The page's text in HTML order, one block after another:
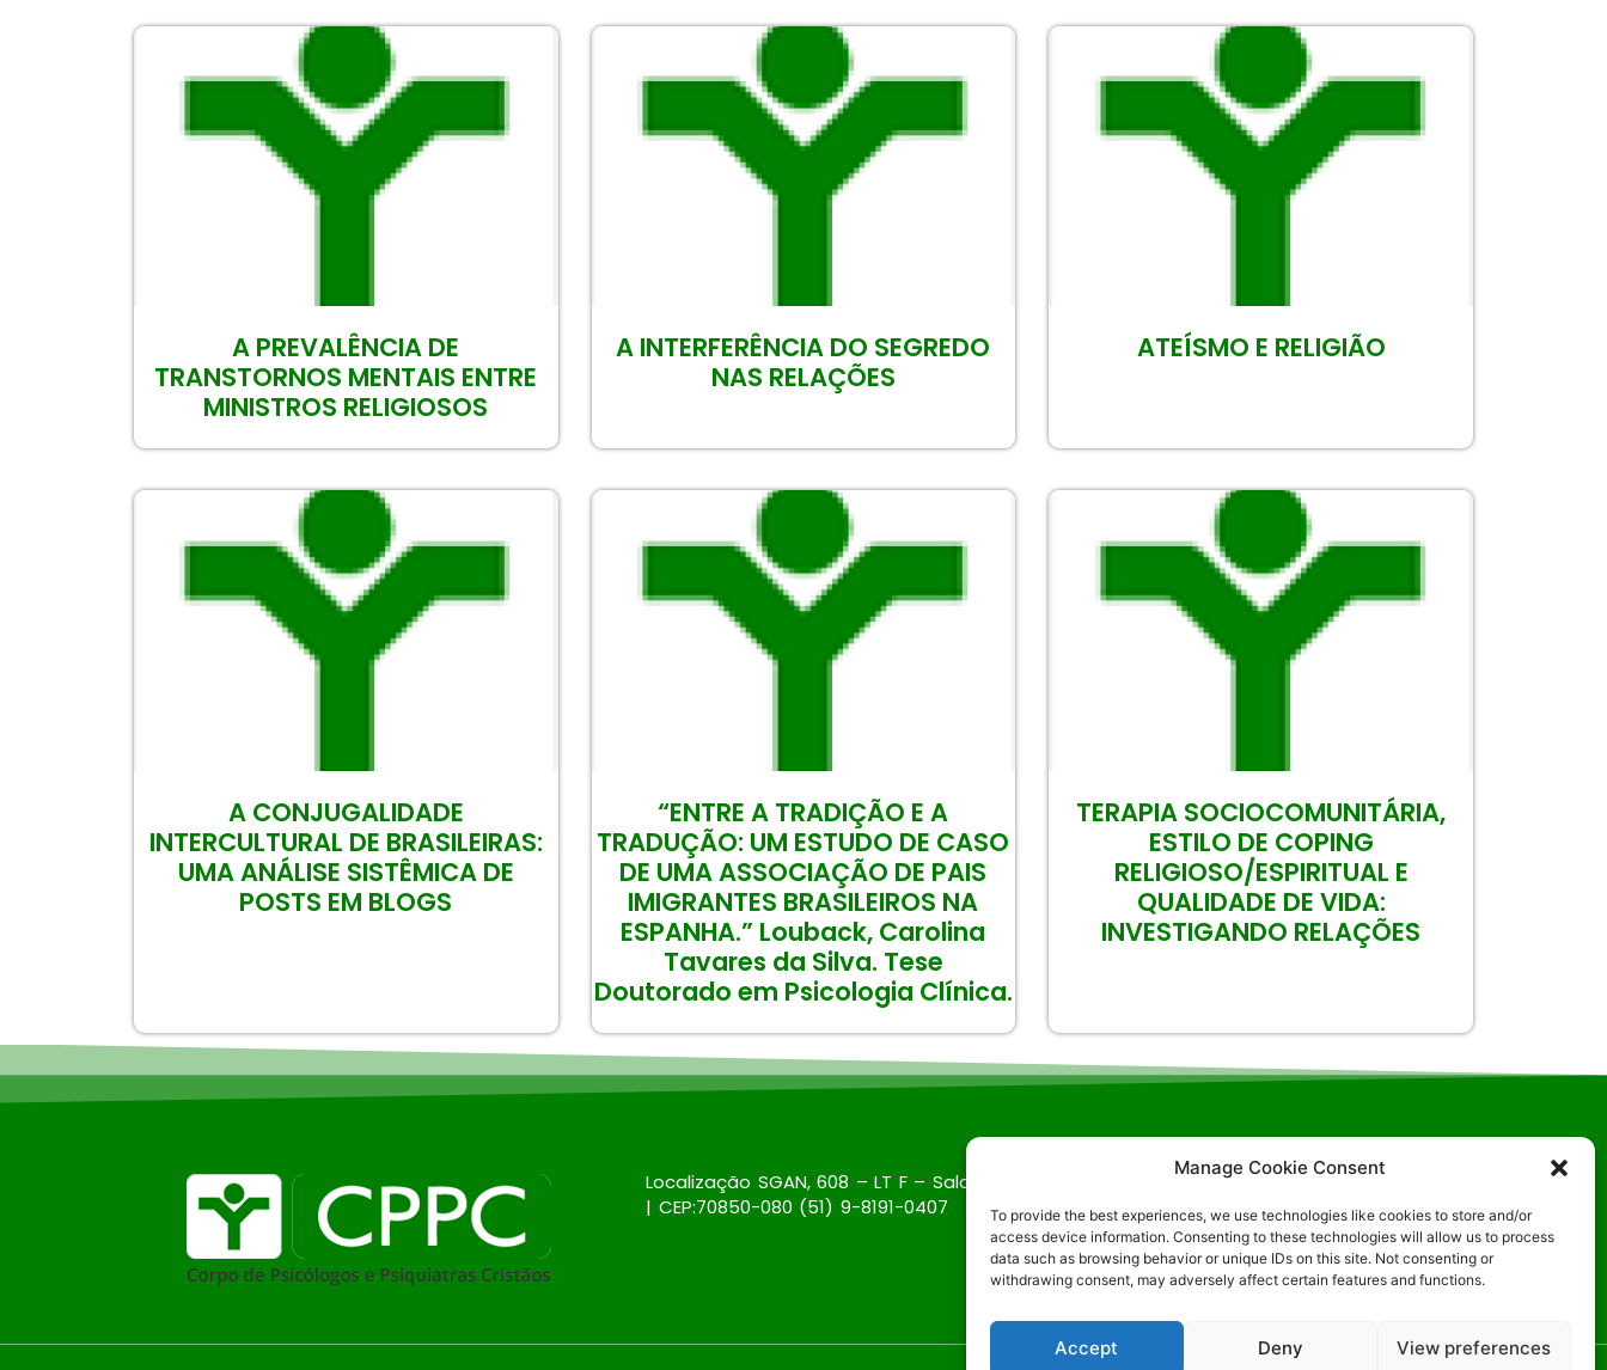
Manage Cookie Consent
To provide the best experiences, we use technologies like cookies to store and/or
access device information. Consenting to these technologies will allow us to process
data such as browsing behavior or unique IDs on this site. Not consenting or
withdrawing consent, may adversely affect certain features and functions.
Accept Deny View preferences
A PREVALÊNCIA DE
TRANSTORNOS MENTAIS ENTRE
MINISTROS RELIGIOSOS
A INTERFERÊNCIA DO SEGREDO
NAS RELAÇÕES
ATEÍSMO E RELIGIÃO
A CONJUGALIDADE
INTERCULTURAL DE BRASILEIRAS:
UMA ANÁLISE SISTÊMICA DE
POSTS EM BLOGS
“ENTRE A TRADIÇÃO E A
TRADUÇÃO: UM ESTUDO DE CASO
DE UMA ASSOCIAÇÃO DE PAIS
IMIGRANTES BRASILEIROS NA
ESPANHA.” Louback, Carolina
Tavares da Silva. Tese
Doutorado em Psicologia Clínica.
TERAPIA SOCIOCOMUNITÁRIA,
ESTILO DE COPING
RELIGIOSO/ESPIRITUAL E
QUALIDADE DE VIDA:
INVESTIGANDO RELAÇÕES
Localização SGAN, 608 – LT F – Sala: 326, Brasilia- DF
| CEP:70850-080 (51) 9-8191-0407